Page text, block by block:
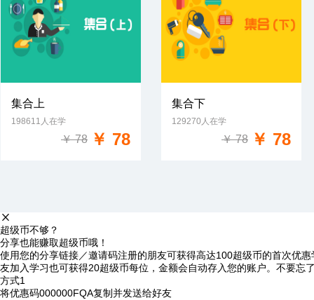
免费试学
集合上
198611人在学
￥ 78 ￥ 78
免费试学
集合下
129270人在学
￥ 78 ￥ 78
超级币不够？
分享也能赚取超级币哦！
使用您的分享链接／邀请码注册的朋友可获得高达100超级币的首次优
友加入学习也可获得20超级币每位，金额会自动存入您的账户。不要忘
方式1
将优惠码000000FQA复制并发送给好友